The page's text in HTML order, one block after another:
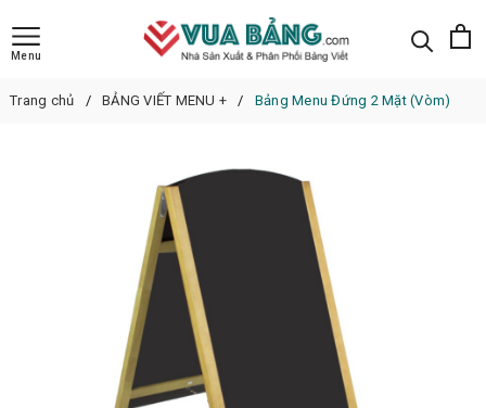
Menu
Trang chủ BẢNG VIẾT MENU + Bảng Menu Đứng 2 Mặt (Vòm)